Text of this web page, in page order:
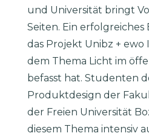
und Universität bringt
Seiten. Ein erfolgreiches
das Projekt Unibz + ewo
dem Thema Licht im
befasst hat. Studenten
Produktdesign der
der Freien Universität
diesem Thema intensiv